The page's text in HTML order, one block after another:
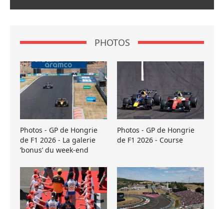
PHOTOS
Photos - GP de Hongrie
de F1 2026 - La galerie
’bonus’ du week-end
Photos - GP de Hongrie
de F1 2026 - Course